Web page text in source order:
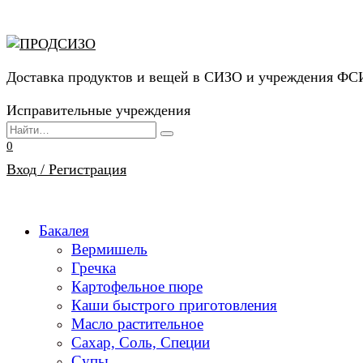
к
содержанию
Доставка продуктов и вещей в СИЗО и учреждения
Исправительные учреждения
Search
for:
0
Вход / Регистрация
Бакалея
Вермишель
Гречка
Картофельное пюре
Каши быстрого приготовления
Масло растительное
Сахар, Соль, Специи